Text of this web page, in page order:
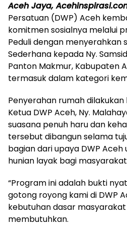
Aceh Jaya,
Persatuan (DWP) Aceh
komitmen sosialnya melalui
Peduli dengan menyerahkan
Sederhana kepada Ny.
Panton Makmur, Kabupaten
termasuk dalam kategori
Penyerahan rumah dilakukan
Ketua DWP Aceh, Ny.
suasana penuh haru dan
tersebut dibangun selama
bagian dari upaya DWP
hunian layak bagi
“Program ini adalah bukti
gotong royong kami di DWP
kebutuhan dasar
membutuhkan.